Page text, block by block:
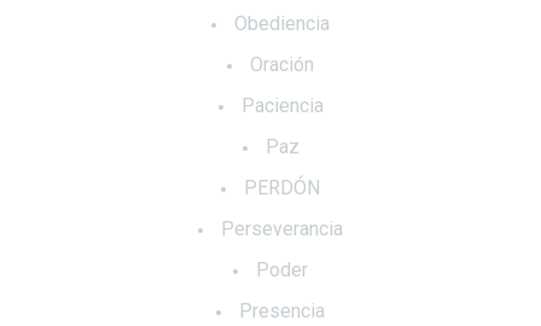
Obediencia
Oración
Paciencia
Paz
PERDÓN
Perseverancia
Poder
Presencia